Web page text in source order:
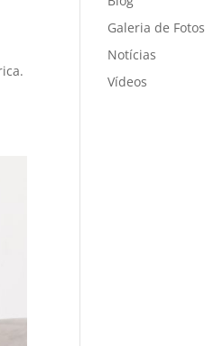
Galeria de Fotos
Notícias
Vídeos